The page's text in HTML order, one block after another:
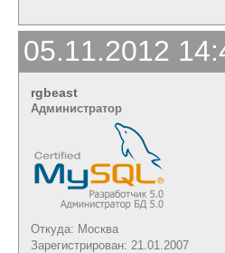
05.11.2012
rgbeast
Администратор
Откуда: Москва
Зарегистрирован: 21.01.2007